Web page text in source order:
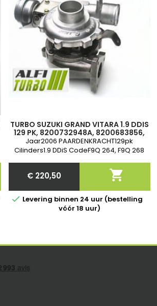
TURBO SUZUKI GRAND VITARA 1.9 DDIS
129 PK, 8200732948A, 8200683856,
8200506509B, 1390067JG0,
1390067JG1, 760680-2, 760680-3
Jaar2006 PAARDENKRACHT129pk
Cilinders1.9 DDiS CodeF9Q 264, F9Q 268
Price
€ 220,50 
 Levering binnen 24 uur (bestelling
vóór 18 uur)